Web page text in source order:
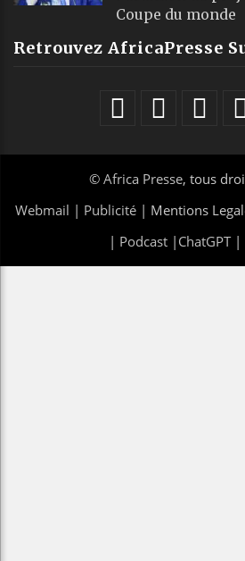
Coupe du monde
Retrouvez AfricaPresse
© Africa Presse, tous
Webmail | Publicité | Mentions
| Podcast| ChatGPT|